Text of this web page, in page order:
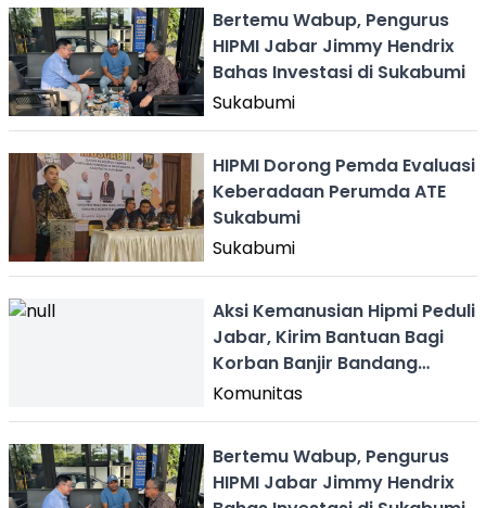
Bertemu Wabup, Pengurus
HIPMI Jabar Jimmy Hendrix
Bahas Investasi di Sukabumi
Sukabumi
HIPMI Dorong Pemda Evaluasi
Keberadaan Perumda ATE
Sukabumi
Sukabumi
Aksi Kemanusian Hipmi Peduli
Jabar, Kirim Bantuan Bagi
Korban Banjir Bandang
Sukabumi
Komunitas
Bertemu Wabup, Pengurus
HIPMI Jabar Jimmy Hendrix